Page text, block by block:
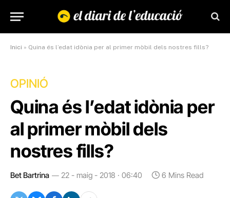
Inici » Quina és l’edat idònia per al primer mòbil dels nostres fills?
OPINIÓ
Quina és l’edat idònia per
al primer mòbil dels
nostres fills?
Bet Bartrina 22 - maig - 2018 · 06:40 6 Mins Read